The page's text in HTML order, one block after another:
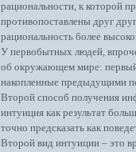
рациональности, к которой
противопоставлены друг
рациональность более
У первобытных людей,
об окружающем мире: первый
накопленные предыдущими
Второй способ получения
интуиция как результат
точно предсказать как
Второй вид интуиции – это